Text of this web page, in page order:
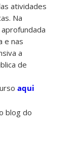
atividades
Na
e nas
a
de
aqui
blog do